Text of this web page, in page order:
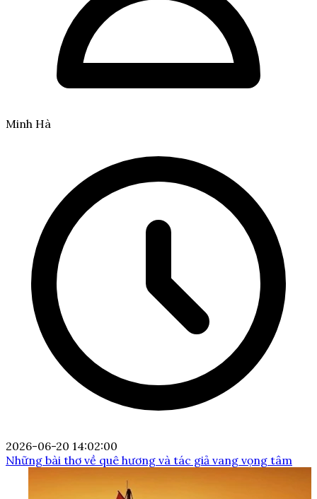
Minh Hà
2026-06-20 14:02:00
Những bài thơ về quê hương và tác giả vang vọng tâm